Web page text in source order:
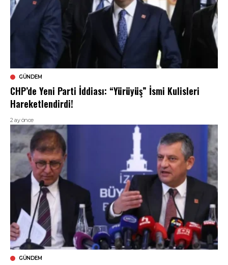
GÜNDEM
CHP’de Yeni Parti İddiası: “Yürüyüş” İsmi Kulisleri
Hareketlendirdi!
2 ay önce
GÜNDEM